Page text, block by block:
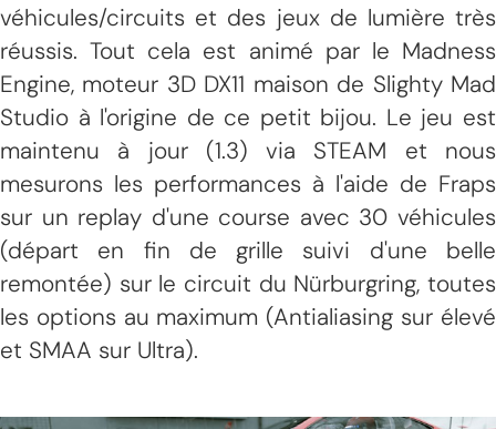
véhicules/circuits et des jeux de lumière très
réussis. Tout cela est animé par le Madness
Engine, moteur 3D DX11 maison de Slighty Mad
Studio à l'origine de ce petit bijou. Le jeu est
maintenu à jour (1.3) via STEAM et nous
mesurons les performances à l'aide de Fraps
sur un replay d'une course avec 30 véhicules
(départ en fin de grille suivi d'une belle
remontée) sur le circuit du Nürburgring, toutes
les options au maximum (Antialiasing sur élevé
et SMAA sur Ultra).